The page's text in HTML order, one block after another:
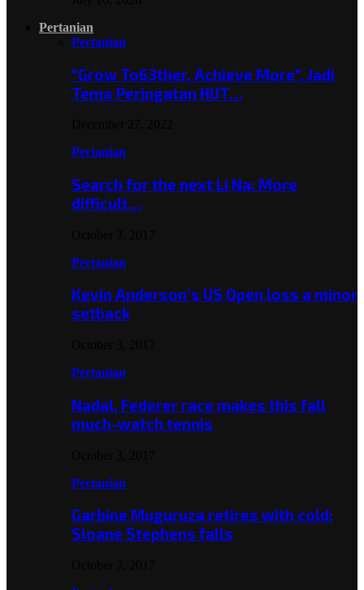
Pertanian
Pertanian
“Grow To63ther, Achieve More”, Jadi
Tema Peringatan HUT…
Pertanian
Search for the next Li Na: More
difficult…
Pertanian
Kevin Anderson’s US Open loss a minor
setback
Pertanian
Nadal, Federer race makes this fall
much-watch tennis
Pertanian
Garbine Muguruza retires with cold;
Sloane Stephens falls